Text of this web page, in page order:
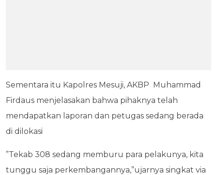
Sementara itu Kapolres Mesuji, AKBP Muhammad
Firdaus menjelasakan bahwa pihaknya telah
mendapatkan laporan dan petugas sedang berada
di dilokasi
”Tekab 308 sedang memburu para pelakunya, kita
tunggu saja perkembangannya,”ujarnya singkat via